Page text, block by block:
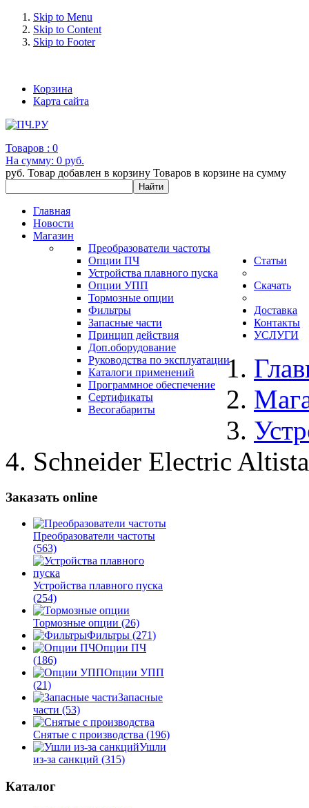
Skip to Menu
Skip to Content
Skip to Footer
Корзина
Карта сайта
Товаров : 0
На сумму: 0 руб.
руб. Товар добавлен в корзину Товаров в корзине на сумму
Главная
Новости
Магазин
Преобразователи частоты
Опции ПЧ
Устройства плавного пуска
Опции УПП
Тормозные опции
Фильтры
Запасные части
Статьи
Принцип действия
Доп.оборудование
Скачать
Руководства по эксплуатации
Каталоги применений
Программное обеспечение
Сертификаты
Весогабариты
Доставка
Контакты
УСЛУГИ
Schneider Electric
Заказать online
Преобразователи частоты
(563)
Устройства плавного пуска
(254)
Тормозные опции (26)
Фильтры (271)
Опции ПЧ
(186)
Опции УПП
(21)
Запасные
части (53)
Снятые с производства (196)
Ушли
из-за санкций (315)
Каталог